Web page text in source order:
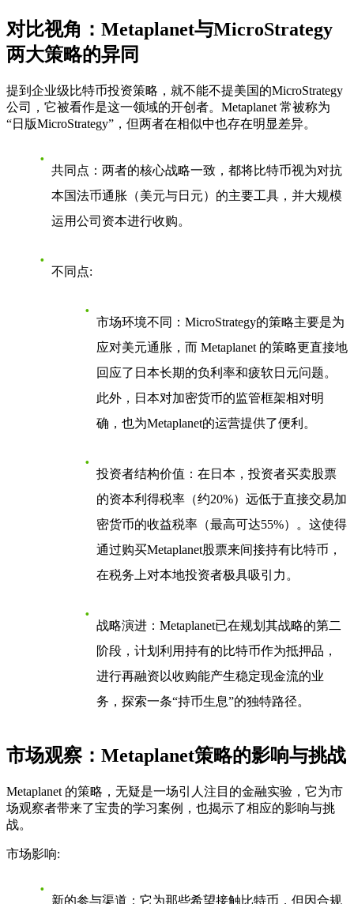
对比视角：Metaplanet与MicroStrategy
两大策略的异同
提到企业级比特币投资策略，就不能不提美国的MicroStrategy
公司，它被看作是这一领域的开创者。Metaplanet 常被称为
“日版MicroStrategy”，但两者在相似中也存在明显差异。
共同点 ：两者的核心战略一致，都将比特币视为对抗
本国法币通胀（美元与日元）的主要工具，并大规模
运用公司资本进行收购。
不同点:
市场环境不同 ：MicroStrategy的策略主要是为
应对美元通胀，而 Metaplanet 的策略更直接地
回应了日本长期的负利率和疲软日元问题。
此外，日本对加密货币的监管框架相对明
确，也为Metaplanet的运营提供了便利。
投资者结构价值 ：在日本，投资者买卖股票
的资本利得税率（约20%）远低于直接交易加
密货币的收益税率（最高可达55%）。这使得
通过购买Metaplanet股票来间接持有比特币，
在税务上对本地投资者极具吸引力。
战略演进 ：Metaplanet已在规划其战略的第二
阶段，计划利用持有的比特币作为抵押品，
进行再融资以收购能产生稳定现金流的业
务，探索一条“持币生息”的独特路径。
市场观察：Metaplanet策略的影响与挑战
Metaplanet 的策略，无疑是一场引人注目的金融实验，它为市
场观察者带来了宝贵的学习案例，也揭示了相应的影响与挑
战。
市场影响:
新的参与渠道 ：它为那些希望接触比特币，但因合规